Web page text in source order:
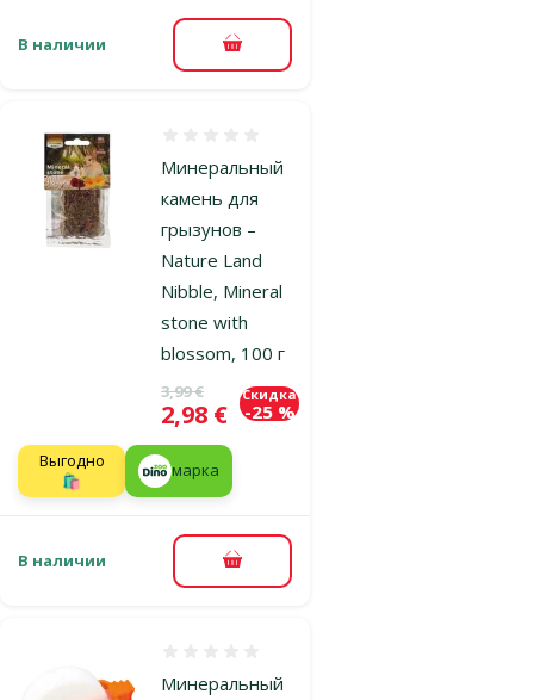
В наличии В корзину
Минеральный
камень для
грызунов –
Nature Land
Nibble, Mineral
stone with
blossom, 100 г
Исходная цена
3,99 €
Цена
2,98 €
Скидка
-25 %
Выгодно
🛍️
марка
В наличии В корзину
Минеральный